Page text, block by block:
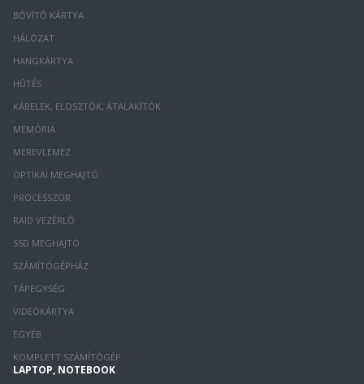
BŐVÍTŐ KÁRTYA
HÁLÓZAT
HANGKÁRTYA
HŰTÉS
KÁBELEK, ELOSZTÓK, ÁTALAKÍTÓK
MEMÓRIA
MEREVLEMEZ
OPTIKAI MEGHAJTÓ
PROCESSZOR
RAID VEZÉRLŐ
SSD MEGHAJTÓ
SZÁMÍTÓGÉPHÁZ
TÁPEGYSÉG
VIDEÓKÁRTYA
EGYÉB
KOMPLETT SZÁMÍTÓGÉP
LAPTOP, NOTEBOOK